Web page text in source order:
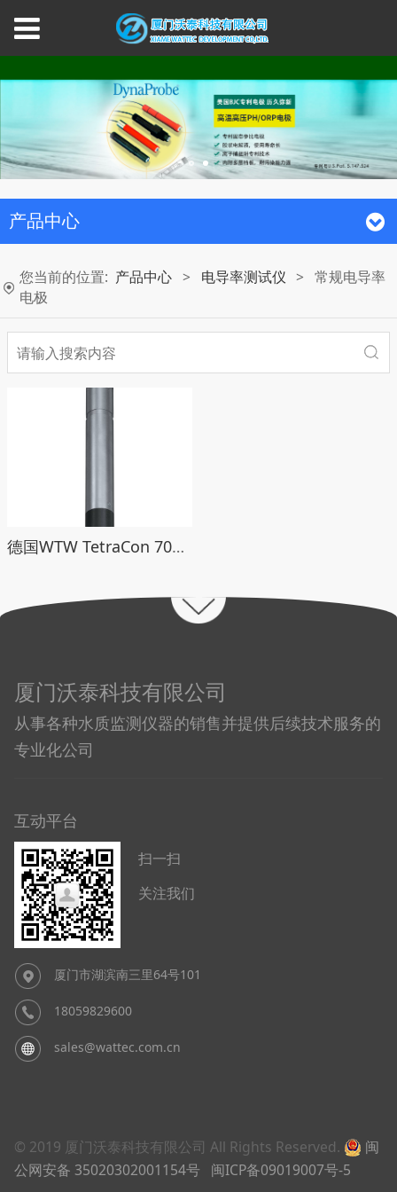
产品中心
您当前的位置: 产品中心 > 电导率测试仪 >
常规电导率
电极
德国WTW TetraCon 700四极式在线电导传感器
厦门沃泰科技有限公司
从事各种水质监测仪器的销售并提供后续技术服务的
专业化公司
互动平台
扫一扫
关注我们
厦门市湖滨南三里64号101
18059829600
sales@wattec.com.cn
© 2019 厦门沃泰科技有限公司 All Rights Reserved.
闽
公网安备 35020302001154号
闽ICP备09019007号-5